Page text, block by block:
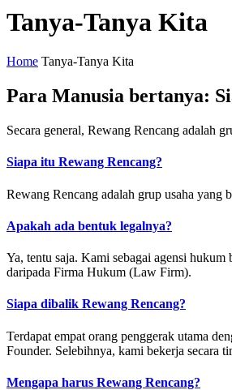
Tanya-Tanya Kita
Home Tanya-Tanya Kita
Para Manusia bertanya:
Secara general, Rewang Rencang adalah
Siapa itu Rewang Rencang?
Rewang Rencang adalah grup usaha yang
Apakah ada bentuk legalnya?
Ya, tentu saja. Kami sebagai agensi
daripada Firma Hukum (Law Firm).
Siapa dibalik Rewang Rencang?
Terdapat empat orang penggerak utama
Founder. Selebihnya, kami bekerja secara
Mengapa harus Rewang Rencang?